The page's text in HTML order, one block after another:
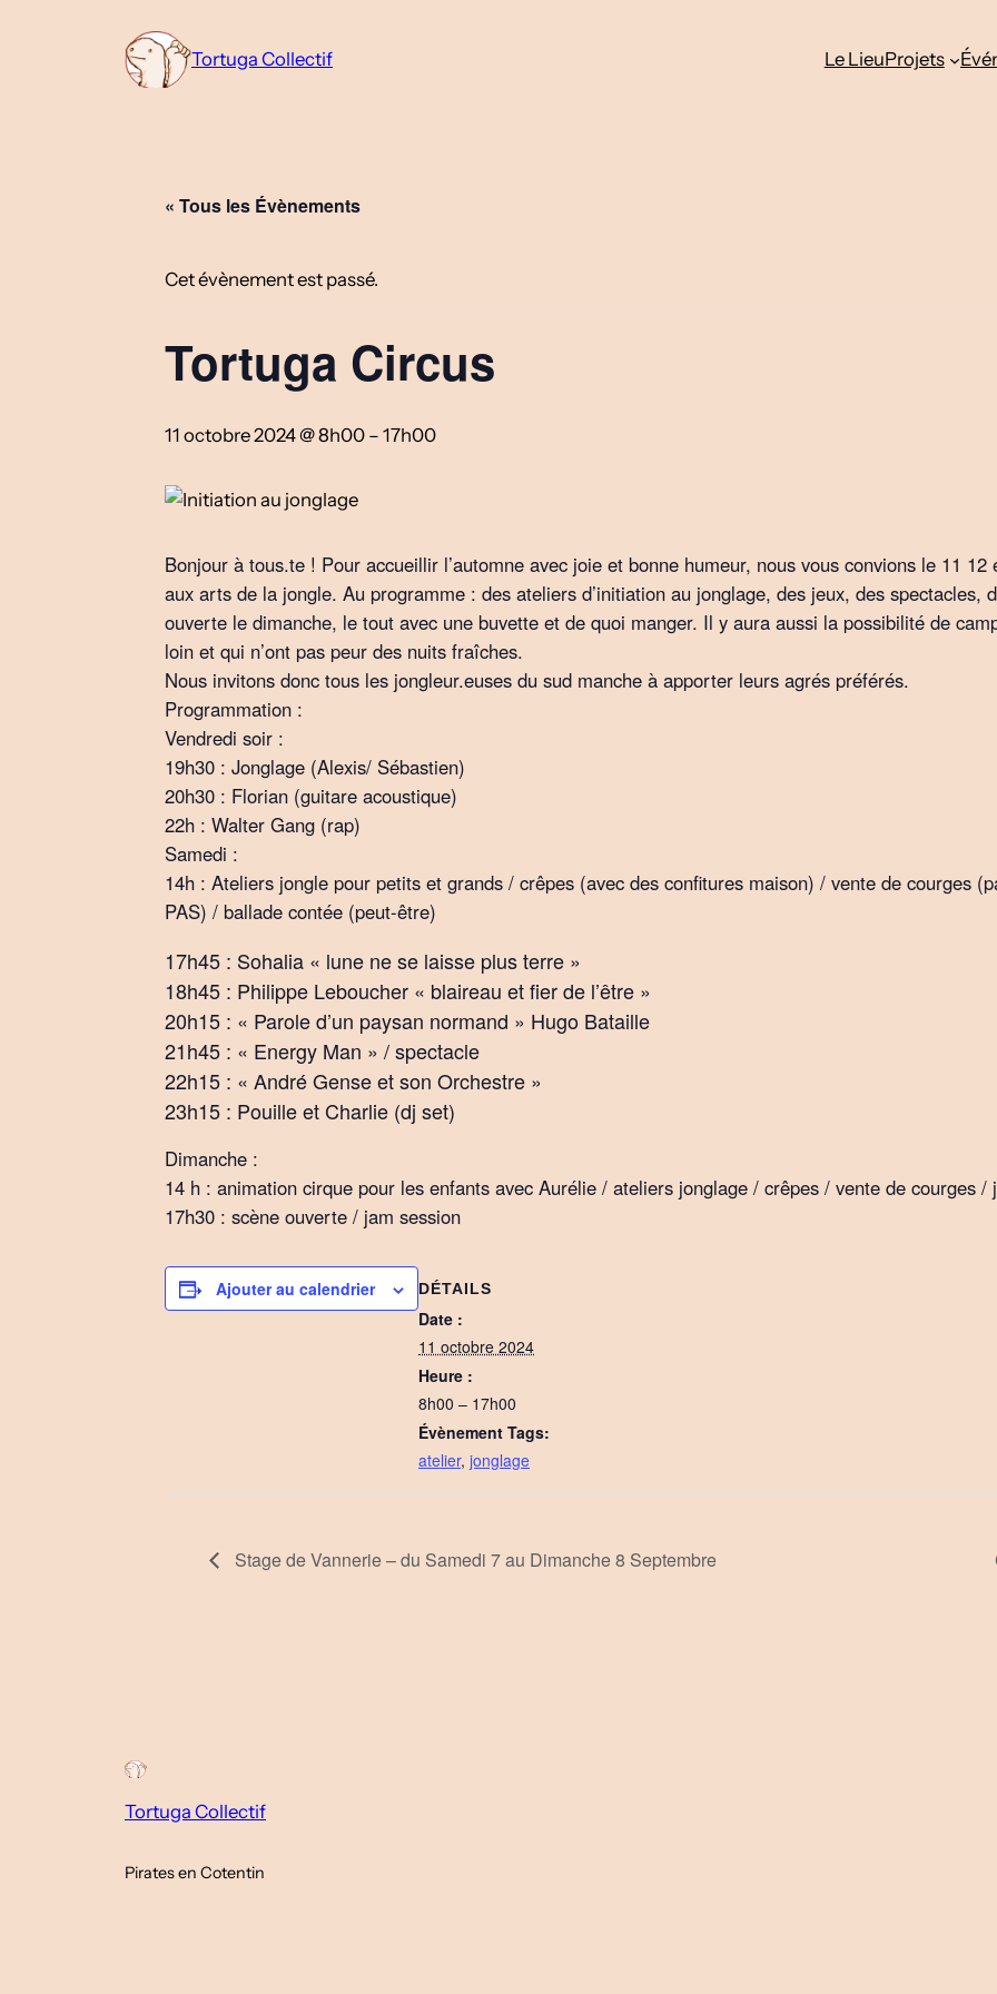
Tortuga Collectif Le LieuProjets
« Tous les Évènements
Cet évènement est passé.
Tortuga Circus
11 octobre 2024 @ 8h00 – 17h00
Bonjour à tous.te ! Pour accueillir l’automne avec joie et bonne humeur, nous vous convions le 11
aux arts de la jongle. Au programme : des ateliers d’initiation au jonglage, des jeux, des spectacles,
ouverte le dimanche, le tout avec une buvette et de quoi manger. Il y aura aussi la possibilité de
loin et qui n’ont pas peur des nuits fraîches.
Nous invitons donc tous les jongleur.euses du sud manche à apporter leurs agrés préférés.
Programmation :
Vendredi soir :
19h30 : Jonglage (Alexis/ Sébastien)
20h30 : Florian (guitare acoustique)
22h : Walter Gang (rap)
Samedi :
14h : Ateliers jongle pour petits et grands / crêpes (avec des confitures maison) / vente de courges
PAS) / ballade contée (peut-être)
17h45 : Sohalia « lune ne se laisse plus terre »
18h45 : Philippe Leboucher « blaireau et fier de l’être »
20h15 : « Parole d’un paysan normand » Hugo Bataille
21h45 : « Energy Man » / spectacle
22h15 : « André Gense et son Orchestre »
23h15 : Pouille et Charlie (dj set)
Dimanche :
14 h : animation cirque pour les enfants avec Aurélie / ateliers jonglage / crêpes / vente de courges /
17h30 : scène ouverte / jam session
Ajouter au calendrier DÉTAILS
Date :
11 octobre 2024
Heure :
8h00 – 17h00
Évènement Tags:
atelier, jonglage
Stage de Vannerie – du Samedi 7 au Dimanche 8 Septembre
Tortuga Collectif
Pirates en Cotentin